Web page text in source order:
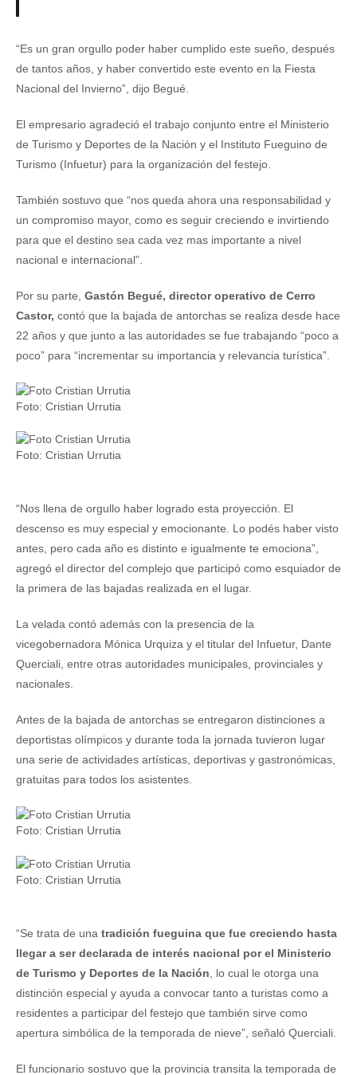
“Es un gran orgullo poder haber cumplido este sueño, después
de tantos años, y haber convertido este evento en la Fiesta
Nacional del Invierno”, dijo Begué.
El empresario agradeció el trabajo conjunto entre el Ministerio
de Turismo y Deportes de la Nación y el Instituto Fueguino de
Turismo (Infuetur) para la organización del festejo.
También sostuvo que “nos queda ahora una responsabilidad y
un compromiso mayor, como es seguir creciendo e invirtiendo
para que el destino sea cada vez mas importante a nivel
nacional e internacional”.
Por su parte, Gastón Begué, director operativo de Cerro
Castor, contó que la bajada de antorchas se realiza desde hace
22 años y que junto a las autoridades se fue trabajando “poco a
poco” para “incrementar su importancia y relevancia turística”.
Foto: Cristian Urrutia
Foto: Cristian Urrutia
“Nos llena de orgullo haber logrado esta proyección. El
descenso es muy especial y emocionante. Lo podés haber visto
antes, pero cada año es distinto e igualmente te emociona”,
agregó el director del complejo que participó como esquiador de
la primera de las bajadas realizada en el lugar.
La velada contó además con la presencia de la
vicegobernadora Mónica Urquiza y el titular del Infuetur, Dante
Querciali, entre otras autoridades municipales, provinciales y
nacionales.
Antes de la bajada de antorchas se entregaron distinciones a
deportistas olímpicos y durante toda la jornada tuvieron lugar
una serie de actividades artísticas, deportivas y gastronómicas,
gratuitas para todos los asistentes.
Foto: Cristian Urrutia
Foto: Cristian Urrutia
“Se trata de una tradición fueguina que fue creciendo hasta
llegar a ser declarada de interés nacional por el Ministerio
de Turismo y Deportes de la Nación , lo cual le otorga una
distinción especial y ayuda a convocar tanto a turistas como a
residentes a participar del festejo que también sirve como
apertura simbólica de la temporada de nieve”, señaló Querciali.
El funcionario sostuvo que la provincia transita la temporada de